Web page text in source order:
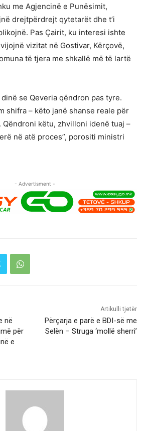
me Agjencinë e Punësimit,
drejtpërdrejt qytetarët dhe t’i
Pas Çairit, ku interesi ishte
vizitat në Gostivar, Kërçovë,
të tjera me shkallë më të lartë
se Qeveria qëndron pas tyre.
shifra – këto janë shanse reale për
Qëndroni këtu, zhvilloni idenë tuaj –
në atë proces”, porositi ministri
- Advertisment -
në
për
e
Artikulli tjetër
Përçarja e parë e BDI-së me
Selën – Struga ‘mollë sherri’